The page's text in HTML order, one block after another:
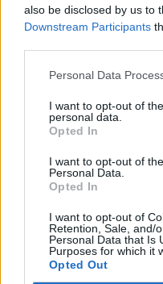
also be disclosed by us to
Downstream Participants
Personal Data
I want to opt-out of
personal data.
Opted In
I want to opt-out of
Personal Data.
Opted In
I want to opt-out of
Retention, Sale, and/
Personal Data that Is
Purposes for which it
Opted Out
Vous aimez chanter,
Télécharger
Trouver un instrument
meilleur prix sur
Paroles + Traduction
Commentaires